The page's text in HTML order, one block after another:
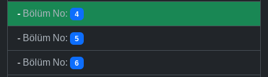
- Bölüm No: 4
- Bölüm No: 5
- Bölüm No: 6